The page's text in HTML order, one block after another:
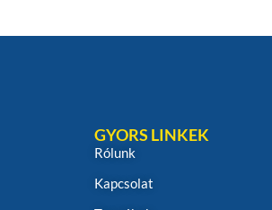
GYORS LINKEK
Rólunk
Kapcsolat